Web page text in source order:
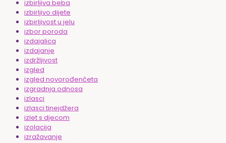
izbirljiva beba
izbirljivo dijete
izbirljivost u jelu
izbor poroda
izdajalica
izdajanje
izdržljivost
izgled
izgled novorođenčeta
izgradnja odnosa
izlasci
izlasci tinejdžera
izlet s djecom
izolacija
izražavanje